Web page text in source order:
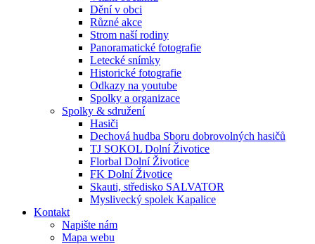
Dění v obci
Různé akce
Strom naší rodiny
Panoramatické fotografie
Letecké snímky
Historické fotografie
Odkazy na youtube
Spolky a organizace
Spolky & sdružení
Hasiči
Dechová hudba Sboru dobrovolných hasičů
TJ SOKOL Dolní Životice
Florbal Dolní Životice
FK Dolní Životice
Skauti, středisko SALVATOR
Myslivecký spolek Kapalice
Kontakt
Napište nám
Mapa webu